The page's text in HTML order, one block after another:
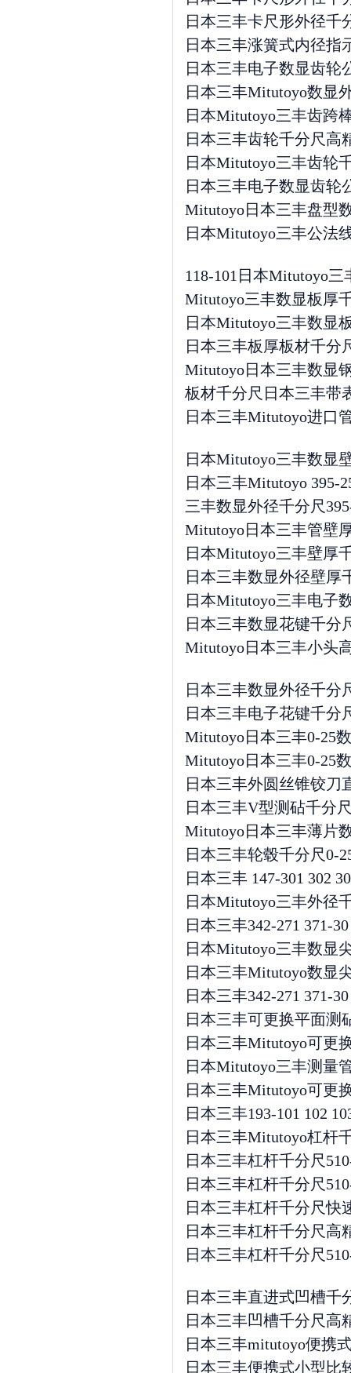
日本三丰卡尺形外径千
日本三丰涨簧式内径指
日本三丰电子数显齿轮
日本三丰Mitutoyo数显
日本Mitutoyo三丰齿跨
日本三丰齿轮千分尺高
日本Mitutoyo三丰齿轮
日本三丰电子数显齿轮
Mitutoyo日本三丰盘型
日本Mitutoyo三丰公法
118-101日本Mitutoyo三
Mitutoyo三丰数显板厚
日本Mitutoyo三丰数显
日本三丰板厚板材千分
Mitutoyo日本三丰数显
板材千分尺日本三丰带
日本三丰Mitutoyo进口
日本Mitutoyo三丰数显
日本三丰Mitutoyo 395-
三丰数显外径千分尺
Mitutoyo日本三丰管壁
日本Mitutoyo三丰壁厚
日本三丰数显外径壁厚
日本Mitutoyo三丰电子
日本三丰数显花键千分
Mitutoyo日本三丰小头
日本三丰数显外径千分
日本三丰电子花键千分
Mitutoyo日本三丰0-25
Mitutoyo日本三丰0-25
日本三丰外圆丝锥铰刀
日本三丰V型测砧千分
Mitutoyo日本三丰薄片
日本三丰轮毂千分尺0-
日本三丰 147-301 302
日本Mitutoyo三丰外径
日本三丰342-271 371-
日本Mitutoyo三丰数显
日本三丰Mitutoyo数显
日本三丰342-271 371-
日本三丰可更换平面测
日本三丰Mitutoyo可更
日本Mitutoyo三丰测量
日本三丰Mitutoyo可更
日本三丰193-101 102
日本三丰Mitutoyo杠杆
日本三丰杠杆千分尺
日本三丰杠杆千分尺
日本三丰杠杆千分尺快
日本三丰杠杆千分尺高
日本三丰杠杆千分尺
日本三丰直进式凹槽千
日本三丰凹槽千分尺高
日本三丰mitutoyo便携
日本三丰便携式小型比